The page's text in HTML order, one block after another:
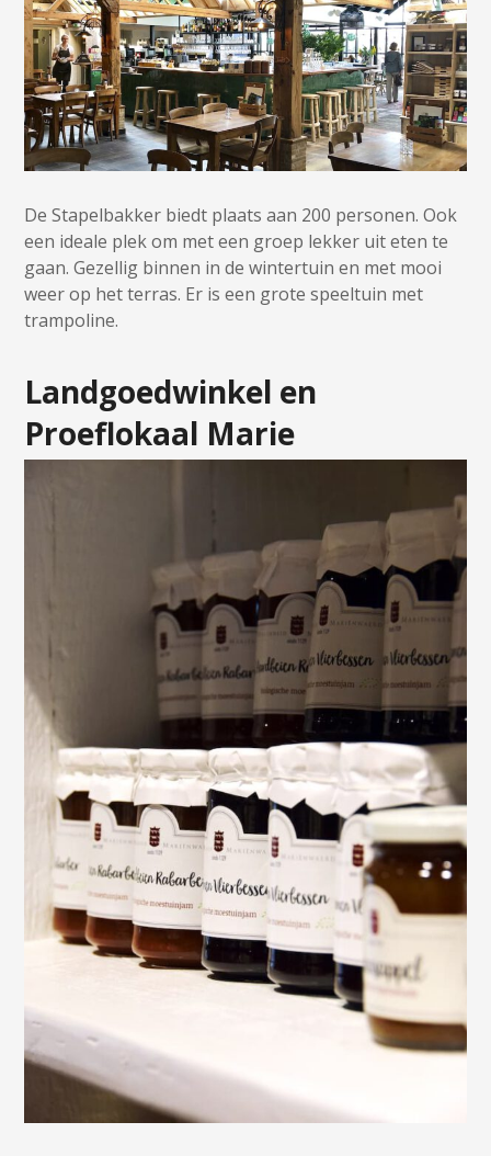
De Stapelbakker biedt plaats aan 200 personen. Ook
een ideale plek om met een groep lekker uit eten te
gaan. Gezellig binnen in de wintertuin en met mooi
weer op het terras. Er is een grote speeltuin met
trampoline.
Landgoedwinkel en
Proeflokaal Marie